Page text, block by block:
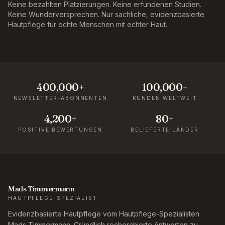
Keine bezahlten Platzierungen. Keine erfundenen Studien.
Keine Wunderversprechen. Nur sachliche, evidenzbasierte
Hautpflege für echte Menschen mit echter Haut.
400,000+
NEWSLETTER-ABONNENTEN
100,000+
KUNDEN WELTWEIT
4,200+
POSITIVE BEWERTUNGEN
80+
BELIEFERTE LÄNDER
Mads Timmermann
HAUTPFLEGE-SPEZIALIST
Evidenzbasierte Hautpflege vom Hautpflege-Spezialisten